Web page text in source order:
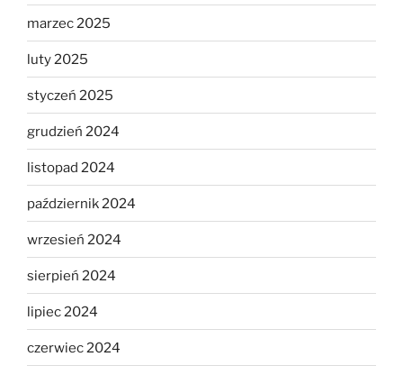
marzec 2025
luty 2025
styczeń 2025
grudzień 2024
listopad 2024
październik 2024
wrzesień 2024
sierpień 2024
lipiec 2024
czerwiec 2024